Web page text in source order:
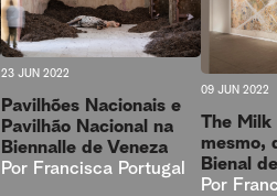
23 JUN 2022
Pavilhões Nacionais e
Pavilhão Nacional na
Biennalle de Veneza
Por Francisca Portugal
09 JUN 2022
The
mesmo,
Bienal
Por